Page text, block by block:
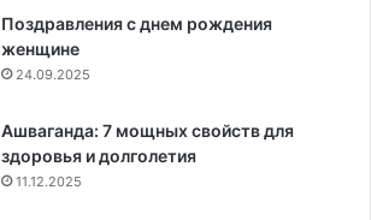
Поздравления с днем рождения
женщине
24.09.2025
Ашваганда: 7 мощных свойств для
здоровья и долголетия
11.12.2025